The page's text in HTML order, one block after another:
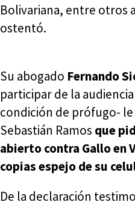
Bolivariana, entre otros
ostentó.
Su abogado Fernando
participar de la
condición de prófugo-
Sebastián Ramos que
abierto contra Gallo en
copias espejo de su
De la declaración